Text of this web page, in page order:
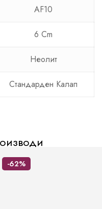
AF10
6 Cm
Неолит
Стандарден Калап
-62%